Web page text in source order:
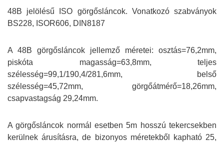
48B jelölésű ISO görgősláncok. Vonatkozó szabványok
BS228, ISOR606, DIN8187
A 48B görgősláncok jellemző méretei: osztás=76,2mm,
piskóta magasság=63,8mm, teljes
szélesség=99,1/190,4/281,6mm, belső
szélesség=45,72mm, görgőátmérő=18,26mm,
csapvastagság 29,24mm.
A görgősláncok normál esetben 5m hosszú tekercsekben
kerülnek árusításra, de bizonyos méretekből kapható 25,